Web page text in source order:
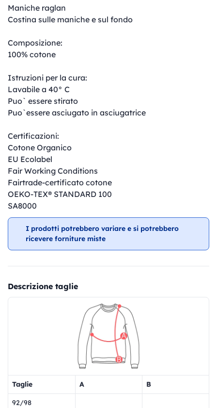
Maniche raglan
Costina sulle maniche e sul fondo
Composizione:
100% cotone
Istruzioni per la cura:
Lavabile a 40° C
Puo` essere stirato
Puo`essere asciugato in asciugatrice
Certificazioni:
Cotone Organico
EU Ecolabel
Fair Working Conditions
Fairtrade-certificato cotone
OEKO-TEX® STANDARD 100
SA8000
I prodotti potrebbero variare e si potrebbero
ricevere forniture miste
Descrizione taglie
Taglie A B
92/98